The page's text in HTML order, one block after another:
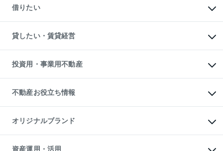
中古一戸建ての購入
不動産購入の流れ
注目キーワード物件特集
購入ガイド
English 繁体中文簡体中文
一戸建ての売却・査定
土地の売却・査定
スピードAI査定
不動産査定について
不動産売却の流れ
不動産買換えの流れ
売却ガイド
借りたい
オフィス・店舗の賃貸
借りるときの流れ
借りるガイド
貸したい・賃貸経営
マンション賃料データ
賃貸管理プラン
リロケーションについて
貸すガイド
投資用・事業用不動産
事業用不動産
マンション投資
投資用マンション
アパート経営
収益物件
ビル購入（ビル一棟）
不動産お役立ち情報
マンションライブラリー
人気マンションランキング
暮らしに役立つ不動産メディア
オリジナルブランド
一棟リノベーションマンション
資産運用・活用